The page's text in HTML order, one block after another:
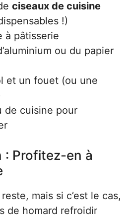
ciseaux de cuisine
!)
à pâtisserie
ou du papier
et un fouet (ou une
de cuisine pour
: Profitez-en à
mais si c’est le cas,
de homard refroidir